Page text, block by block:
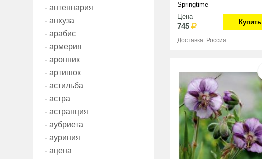
- антеннария
- анхуза
- арабис
- армерия
- аронник
- артишок
- астильба
- астра
- астранция
- аубриета
- ауриния
- ацена
Springtime
Цена
745 Купить
Доставка: Россия